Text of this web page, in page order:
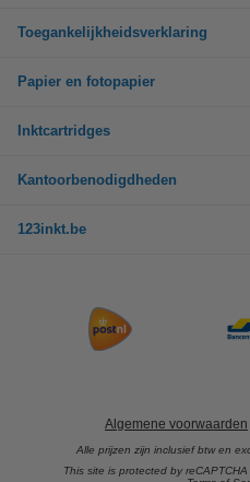
Toegankelijkheidsverklaring
Papier en fotopapier
Inktcartridges
Kantoorbenodigdheden
123inkt.be
Algemene voorwaarden
Alle prijzen zijn inclusief btw en
This site is protected by